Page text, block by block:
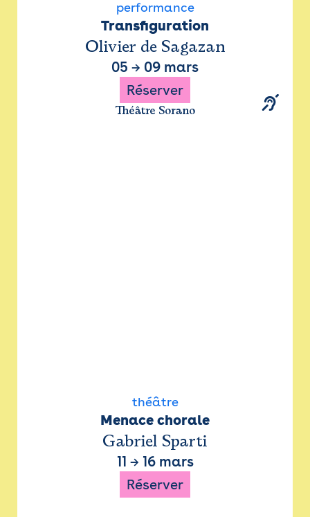
performance
Transfiguration
Olivier de Sagazan
05 → 09 mars
Réserver
Théâtre Sorano
théâtre
Menace chorale
Gabriel Sparti
11 → 16 mars
Réserver